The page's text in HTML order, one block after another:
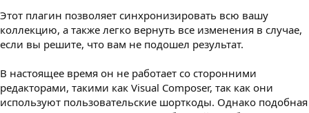
Этот плагин позволяет синхронизировать всю вашу
коллекцию, а также легко вернуть все изменения в случае,
если вы решите, что вам не подошел результат.
В настоящее время он не работает со сторонними
редакторами, такими как Visual Composer, так как они
используют пользовательские шорткоды. Однако подобная